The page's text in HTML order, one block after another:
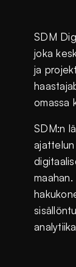
SDM
joka
ja
omassa
SDM:n